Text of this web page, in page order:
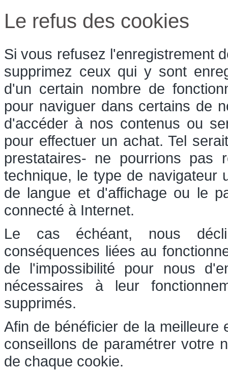
Le refus des cookies
Si vous refusez l'enregistrement
supprimez ceux qui y sont
d'un certain nombre de
pour naviguer dans certains de
d'accéder à nos contenus ou
pour effectuer un achat. Tel
prestataires- ne pourrions pas
technique, le type de navigateur
de langue et d'affichage ou le
connecté à Internet.
Le cas échéant, nous
conséquences liées au
de l'impossibilité pour nous
nécessaires à leur
supprimés.
Afin de bénéficier de la meilleure
conseillons de paramétrer votre
de chaque cookie.